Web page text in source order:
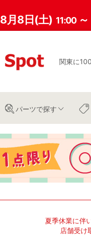
8月8日(土) 11:00 ～
関東に
パーツで探す
夏季休業に伴
店舗受け